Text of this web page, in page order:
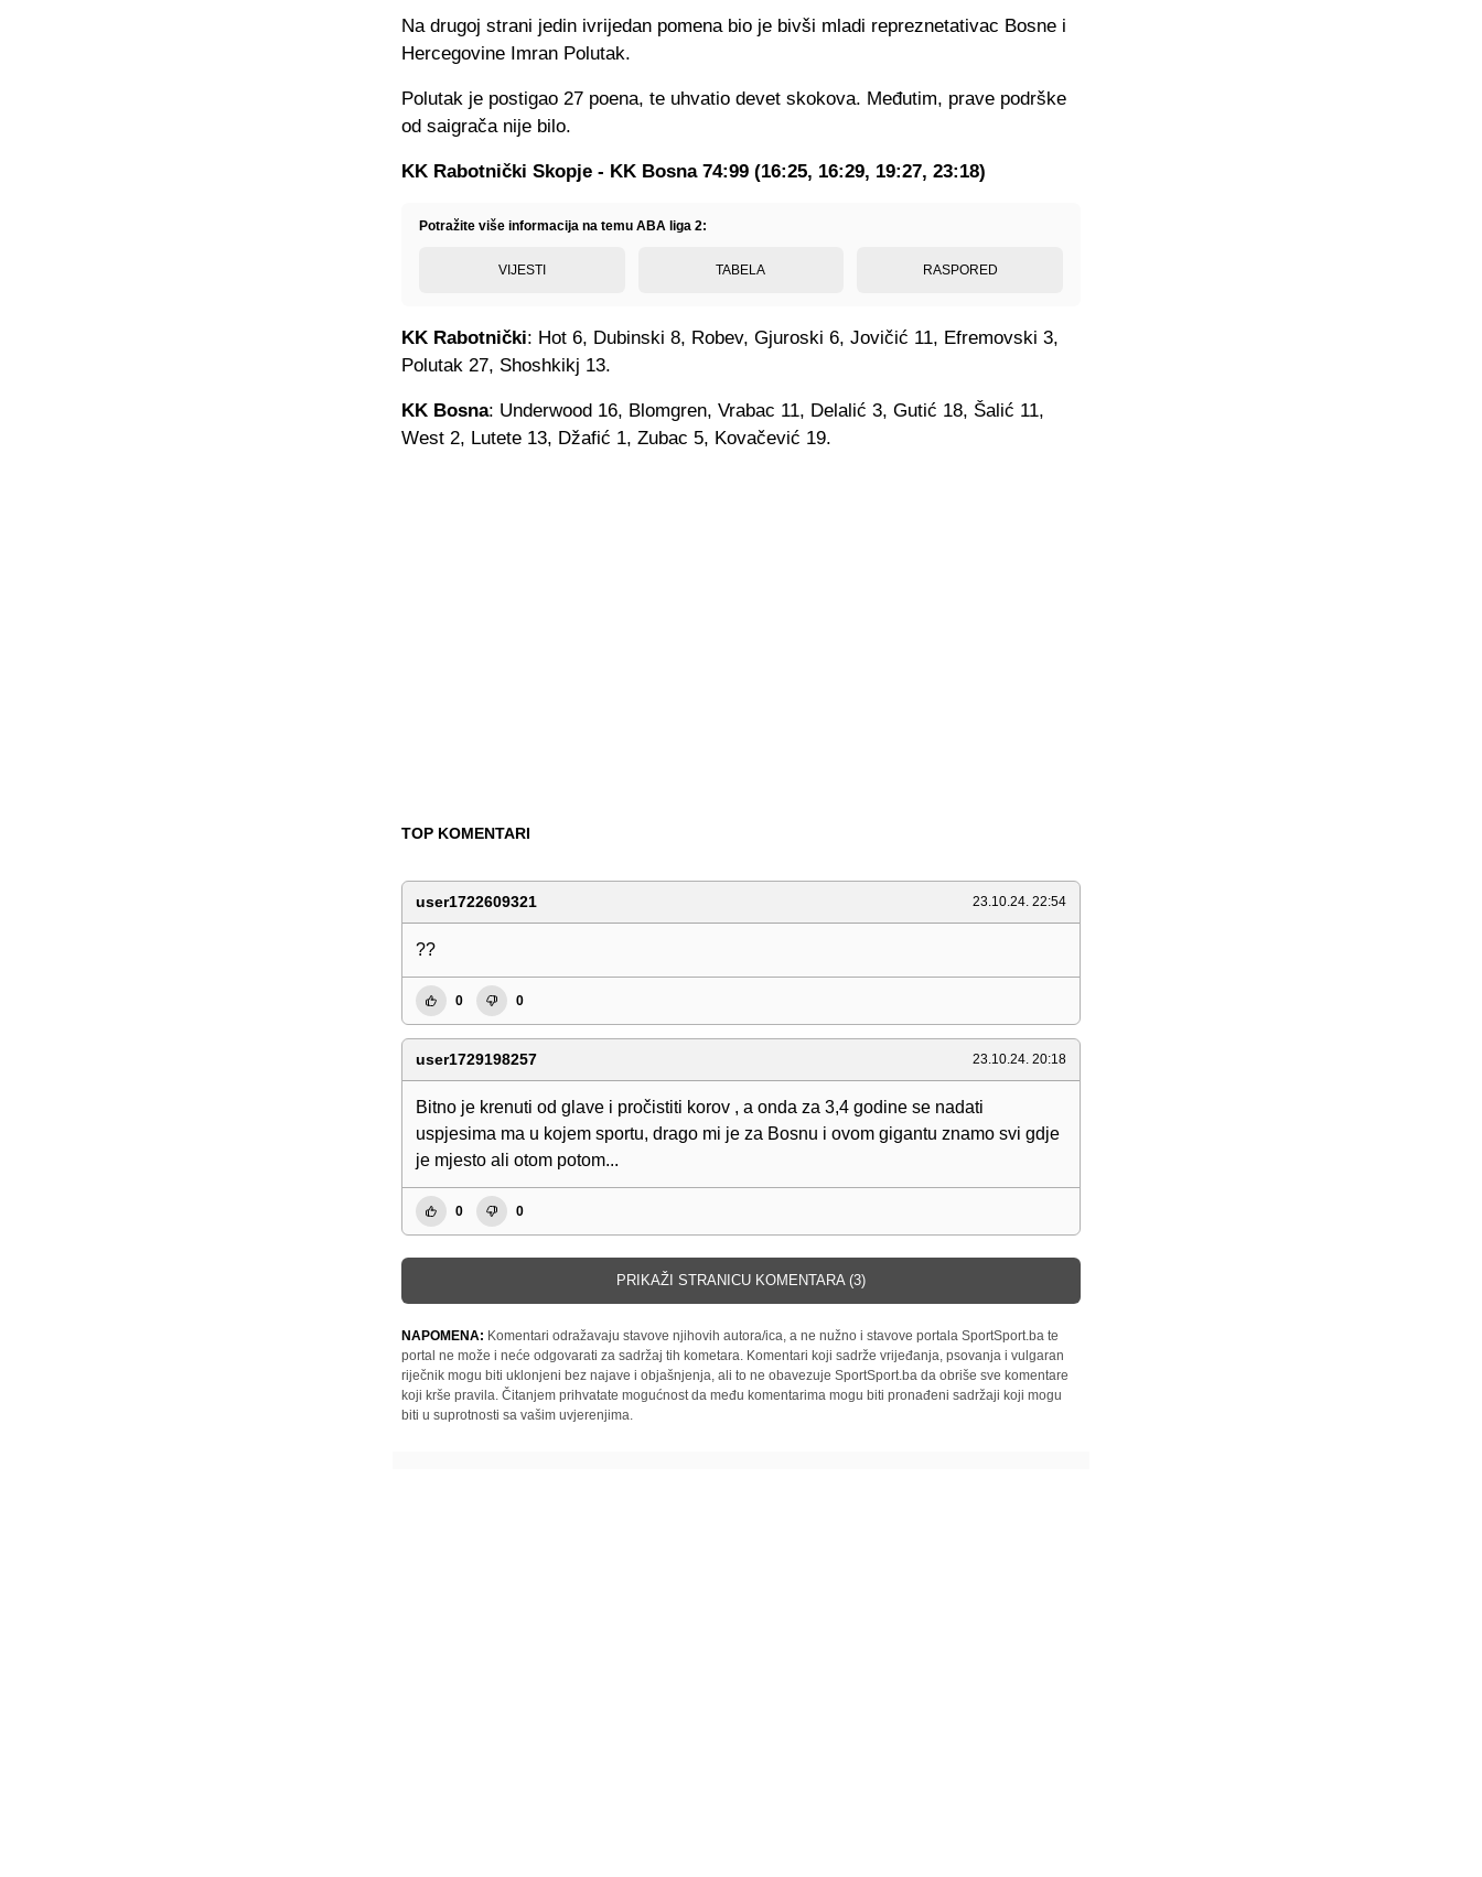
Na drugoj strani jedin ivrijedan pomena bio je bivši mladi repreznetativac Bosne i
Hercegovine Imran Polutak.
Polutak je postigao 27 poena, te uhvatio devet skokova. Međutim, prave podrške
od saigrača nije bilo.
KK Rabotnički Skopje - KK Bosna 74:99 (16:25, 16:29, 19:27, 23:18)
Potražite više informacija na temu ABA liga 2:
VIJESTI TABELA RASPORED
KK Rabotnički: Hot 6, Dubinski 8, Robev, Gjuroski 6, Jovičić 11, Efremovski 3,
Polutak 27, Shoshkikj 13.
KK Bosna: Underwood 16, Blomgren, Vrabac 11, Delalić 3, Gutić 18, Šalić 11,
West 2, Lutete 13, Džafić 1, Zubac 5, Kovačević 19.
TOP KOMENTARI
user1722609321 23.10.24. 22:54
??
0 0
user1729198257 23.10.24. 20:18
Bitno je krenuti od glave i pročistiti korov , a onda za 3,4 godine se nadati
uspjesima ma u kojem sportu, drago mi je za Bosnu i ovom gigantu znamo svi gdje
je mjesto ali otom potom...
0 0
PRIKAŽI STRANICU KOMENTARA (3)
NAPOMENA: Komentari odražavaju stavove njihovih autora/ica, a ne nužno i stavove portala SportSport.ba te
portal ne može i neće odgovarati za sadržaj tih kometara. Komentari koji sadrže vrijeđanja, psovanja i vulgaran
riječnik mogu biti uklonjeni bez najave i objašnjenja, ali to ne obavezuje SportSport.ba da obriše sve komentare
koji krše pravila. Čitanjem prihvatate mogućnost da među komentarima mogu biti pronađeni sadržaji koji mogu
biti u suprotnosti sa vašim uvjerenjima.